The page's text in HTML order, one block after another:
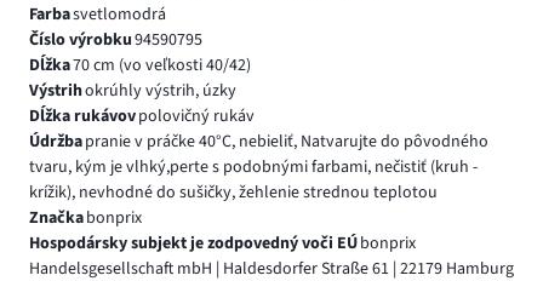
Farbasvetlomodrá
Číslo výrobku94590795
Dĺžka70 cm (vo veľkosti 40/42)
Výstrihokrúhly výstrih, úzky
Dĺžka rukávovpolovičný rukáv
Údržbapranie v práčke 40°C, nebieliť, Natvarujte do pôvodného
tvaru, kým je vlhký,perte s podobnými farbami, nečistiť (kruh -
krížik), nevhodné do sušičky, žehlenie strednou teplotou
Značkabonprix
Hospodársky subjekt je zodpovedný voči EÚbonprix
Handelsgesellschaft mbH | Haldesdorfer Straße 61 | 22179 Hamburg